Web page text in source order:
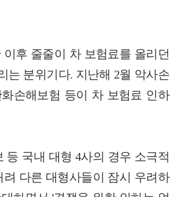
후 줄줄이 차 보험료를 올리던
는 분위기다. 지난해 2월 악사손
손해보험 등이 차 보험료 인하
등 국내 대형 4사의 경우 소극적
다른 대형사들이 잠시 우려하